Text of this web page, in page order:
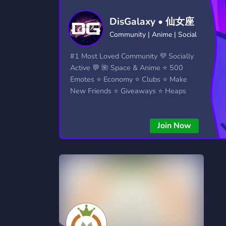
Technology
2,834 Servers 343 Servers
359 Servers 239 Servers
YouTube
848 Servers
YouTuber
3,005 Servers
DisGalaxy • 仙女座
Community | Anime | Social
#1 Most Loved Community 💜 Socially
Active 💬 🌺 Space & Anime ⭐ 500
Emotes ⭐ Economy ⭐ Clubs ⭐ Make
New Friends ⭐ Giveaways ⭐ Heaps
Join Now